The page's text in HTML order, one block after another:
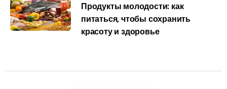
Продукты молодости: как
питаться, чтобы сохранить
красоту и здоровье